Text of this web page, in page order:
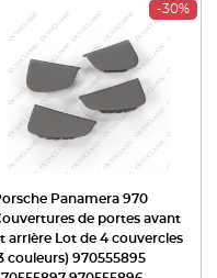
-30%
Panamera 970
de portes avant
arrière Lot de 4 couvercles
couleurs) 970555895